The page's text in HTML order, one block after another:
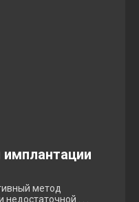
имплантации
метод
. . .